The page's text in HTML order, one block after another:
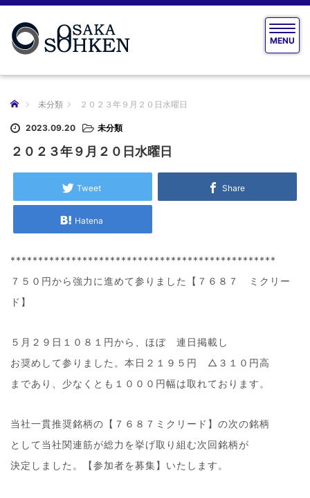
T
o
g
MENU
ホーム 未分類 ２０２３年９月２０日水曜日
2023.09.20 未分類
２０２３年９月２０日水曜日
Tweet Share
Hatena
************************************************
７５０円から強力に進めて参りました【７６８７ ミクリー
ド】
５月２９日１０８１円から、ほぼ 連日掲載し
お奨めして参りました。本日２１９５円 △３１０円高
まであり、少なくとも１０００円幅は取れております。
当社一貫推奨銘柄の【７６８７ミクリード】の次の銘柄
として当社関連筋が総力を挙げ取り組む次回銘柄が
決定しました。【参加者を募集】いたします。